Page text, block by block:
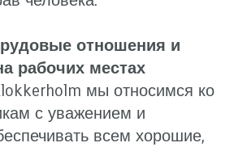
отношения и
рабочих местах
мы относимся ко
с уважением и
всем хорошие,